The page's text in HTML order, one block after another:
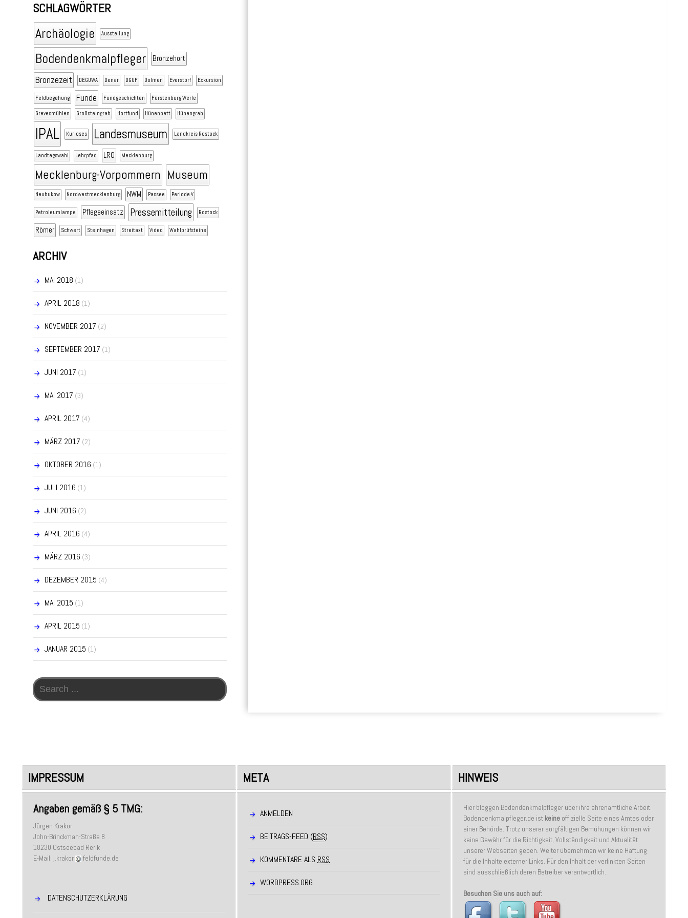
SCHLAGWÖRTER
Archäologie Ausstellung
Bodendenkmalpfleger Bronzehort
Bronzezeit DEGUWA Denar DGUF Dolmen Everstorf Exkursion
Feldbegehung Funde Fundgeschichten Fürstenburg Werle
Grevesmühlen Großsteingrab Hortfund Hünenbett Hünengrab
IPAL Kurioses Landesmuseum Landkreis Rostock
Landtagswahl Lehrpfad LRO Mecklenburg
Mecklenburg-Vorpommern Museum
Neubukow Nordwestmecklenburg NWM Passee Periode V
Petroleumlampe Pflegeeinsatz Pressemitteilung Rostock
Römer Schwert Steinhagen Streitaxt Video Wahlprüfsteine
ARCHIV
MAI 2018 (1)
APRIL 2018 (1)
NOVEMBER 2017 (2)
SEPTEMBER 2017 (1)
JUNI 2017 (1)
MAI 2017 (3)
APRIL 2017 (4)
MÄRZ 2017 (2)
OKTOBER 2016 (1)
JULI 2016 (1)
JUNI 2016 (2)
APRIL 2016 (4)
MÄRZ 2016 (3)
DEZEMBER 2015 (4)
MAI 2015 (1)
APRIL 2015 (1)
JANUAR 2015 (1)
Search for:
IMPRESSUM
Angaben gemäß § 5 TMG:
Jürgen Krakor
John-Brinckman-Straße 8
18230 Ostseebad Rerik
E-Mail: j.krakor
feldfunde.de
DATENSCHUTZERKLÄRUNG
META
ANMELDEN
BEITRAGS-FEED (RSS)
KOMMENTARE ALS RSS
WORDPRESS.ORG
HINWEIS
Hier bloggen Bodendenkmalpfleger über ihre ehrenamtliche Arbeit.
Bodendenkmalpfleger.de ist keine offizielle Seite eines Amtes oder
einer Behörde. Trotz unserer sorgfältigen Bemühungen können wir
keine Gewähr für die Richtigkeit, Vollständigkeit und Aktualität
unserer Webseiten geben. Weiter übernehmen wir keine Haftung
für die Inhalte externer Links. Für den Inhalt der verlinkten Seiten
sind ausschließlich deren Betreiber verantwortlich.
Besuchen Sie uns auch auf: